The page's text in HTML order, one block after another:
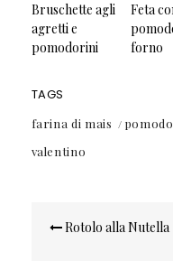
Bruschette agli
agretti e
pomodorini
Feta
forno
TAGS
farina di mais
valentino
Navigazione
Rotolo alla Nutella